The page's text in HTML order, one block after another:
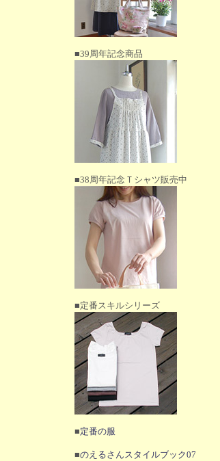
■39周年記念商品
■38周年記念Ｔシャツ販売中
■定番スキルシリーズ
■定番の服
■のえるさんスタイルブック07